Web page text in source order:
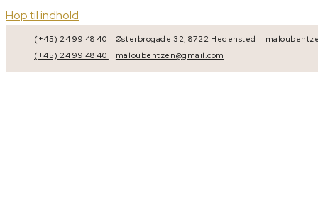
Hop til indhold
(+45) 24 99 48 40 Østerbrogade 32, 8722 Hedensted
(+45) 24 99 48 40
maloubentzen@gmail.com